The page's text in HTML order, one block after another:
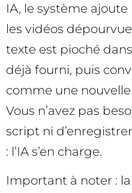
IA, le système
les vidéos
texte est pioché
déjà fourni, puis
comme une
Vous n’avez pas
script ni
: l’IA s’en charge.
Important à noter :